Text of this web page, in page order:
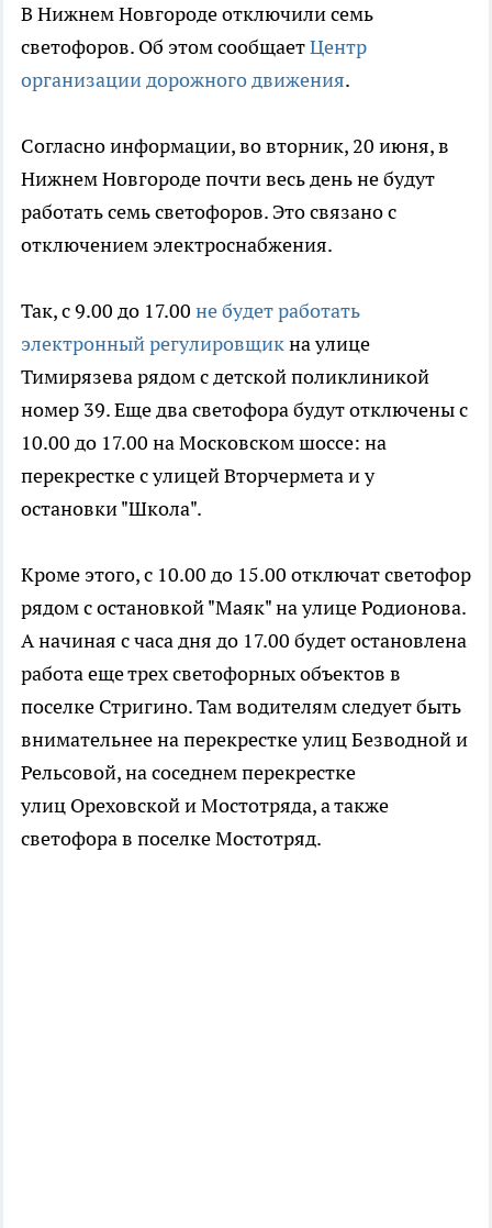
В Нижнем Новгороде отключили семь
светофоров. Об этом сообщаетЦентр
организации дорожного движения.
Согласно информации, во вторник, 20 июня, в
Нижнем Новгороде почти весь день не будут
работать семь светофоров. Это связано с
отключением электроснабжения.
Так, с 9.00 до 17.00 не будет работать
электронный регулировщикна улице
Тимирязева рядом с детской поликлиникой
номер 39. Еще два светофора будут отключены с
10.00 до 17.00 на Московском шоссе: на
перекрестке с улицей Вторчермета и у
остановки "Школа".
Кроме этого, с 10.00 до 15.00 отключат светофор
рядом с остановкой "Маяк" на улице Родионова.
А начиная с часа дня до 17.00 будет остановлена
работа еще трех светофорных объектов в
поселке Стригино. Там водителям следует быть
внимательнее на перекрестке улиц Безводной и
Рельсовой, на соседнем перекрестке
улиц Ореховской и Мостотряда, а также
светофора в поселке Мостотряд.